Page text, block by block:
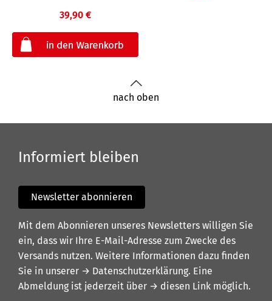
39,90 €
nach oben
Informiert bleiben
Newsletter abonnieren
Mit dem Abonnieren unseres Newsletters willigen Sie
ein, dass wir Ihre E-Mail-Adresse zum Zwecke des
Versands nutzen. Weitere Informationen dazu finden
Sie in unserer → Datenschutzerklärung. Eine
Abmeldung ist jederzeit über → diesen Link möglich.